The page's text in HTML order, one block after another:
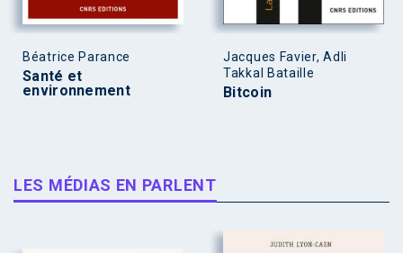
Béatrice Parance
Santé et
environnement
Jacques Favier, Adli
Takkal Bataille
Bitcoin
LES MÉDIAS EN PARLENT